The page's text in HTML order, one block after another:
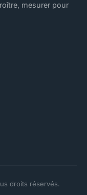
mesurer pour
droits réservés.